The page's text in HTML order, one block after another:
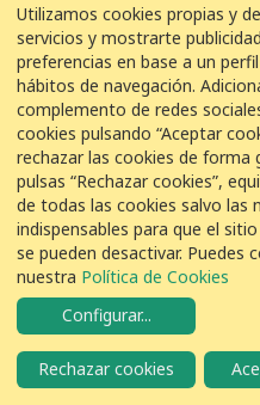
17/08/2017 19:53:00
EDAR Olot - Carles farrés
4Gorrión Común Passer
17/08/2017 13:30:00
EDAR Baix Llobregat -
18Gorrión Común Passer
17/08/2017 10:40:00
EDAR Olot -Pep - EDAR Olot
Utilizamos cookies propias y
servicios y mostrarte
preferencias en base a un
hábitos de navegación.
complemento de redes
cookies pulsando “Aceptar
rechazar las cookies de forma
pulsas “Rechazar cookies”,
de todas las cookies salvo las
indispensables para que el
se pueden desactivar. Puedes
nuestra Política de Cookies
Configurar...
Rechazar cookies